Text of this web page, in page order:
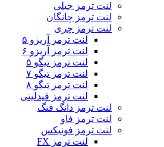
لنت ترمز جیلی
لنت ترمز چانگان
لنت ترمز چری
لنت ترمز آریزو ۵
لنت ترمز آریزو ۶
لنت ترمز تیگو ۵
لنت ترمز تیگو ۷
لنت ترمز تیگو ۸
لنت ترمز فیدلیتی
لنت ترمز دانگ فنگ
لنت ترمز فاو
لنت ترمز فونیکس
لنت ترمز FX